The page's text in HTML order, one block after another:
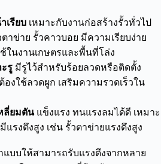
เรียบ เหมาะกับงานก่อสร้างรั้วทั่วไป
าข่าย รั้วคาวบอย มีความเรียบง่าย
ในงานเกษตรและพื้นที่โล่ง
ะรู มีรูไว้สำหรับร้อยลวดหรือติดตั้ง
งใช้ลวดผูก เสริมความรวดเร็วใน
ลี่ยมตัน แข็งแรง ทนแรงลมได้ดี เหมาะ
รงตึงสูง เช่น รั้วตาข่ายแรงดึงสูง
แบบให้สามารถรับแรงดึงจากหลาย